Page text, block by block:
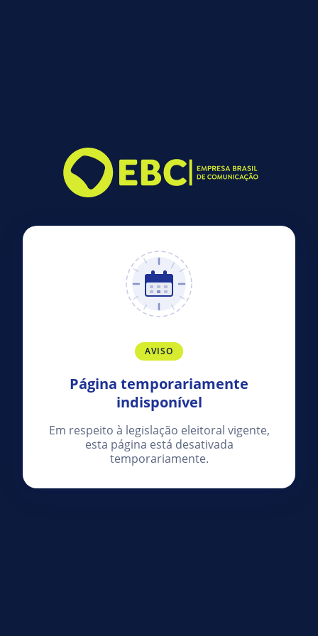
AVISO
Página temporariamente
indisponível
Em respeito à legislação eleitoral vigente,
esta página está desativada
temporariamente.